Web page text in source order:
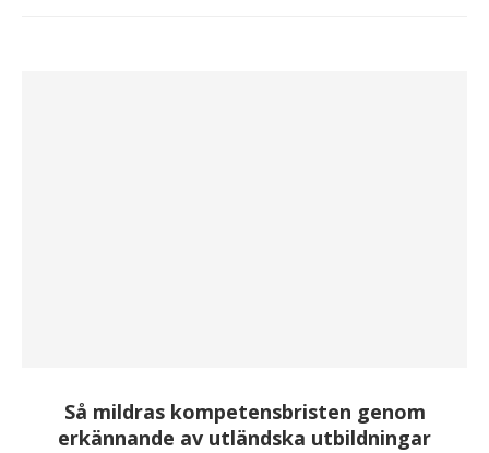
Så mildras kompetensbristen genom
erkännande av utländska utbildningar